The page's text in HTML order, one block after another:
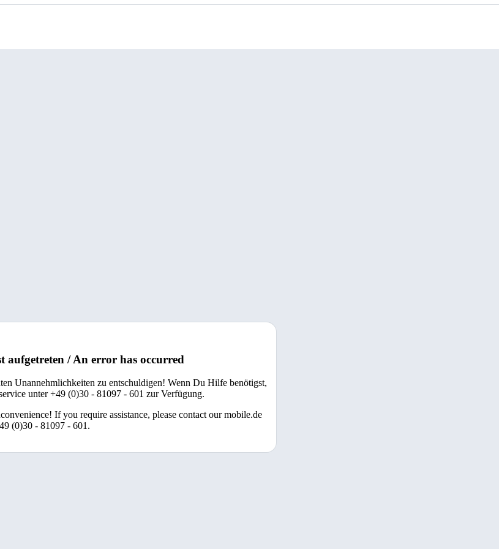
aufgetreten / An error has occurred
Unannehmlichkeiten zu entschuldigen! Wenn Du Hilfe benötigst,
unter +49 (0)30 - 81097 - 601 zur Verfügung.
If you require assistance, please contact our mobile.de
(0)30 - 81097 - 601.